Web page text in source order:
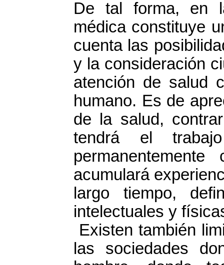
De tal forma, en
médica constituye
cuenta las
y la consideración
atención de salud
humano. Es de
de la salud,
tendrá el
acumulará
largo tiempo,
intelectuales y
Existen también
las sociedades